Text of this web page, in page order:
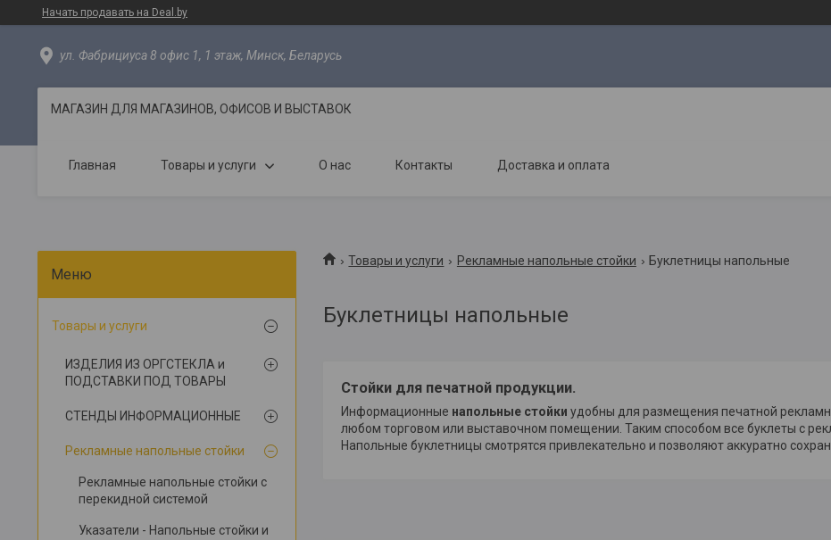
Начать продавать на Deal.by
ул. Фабрициуса 8 офис 1, 1 этаж, Минск, Беларусь
МАГАЗИН ДЛЯ МАГАЗИНОВ, ОФИСОВ И ВЫСТАВОК
Главная Товары и услуги О нас Контакты Доставка и оплата
Товары и услуги Рекламные напольные стойки Буклетницы напольные
Буклетницы напольные
Стойки для печатной продукции.
Информационные напольные стойки удобны для размещения печатной
любом торговом или выставочном помещении. Таким способом все буклеты с
Напольные буклетницы смотрятся привлекательно и позволяют аккуратно
Товары и услуги
ИЗДЕЛИЯ ИЗ ОРГСТЕКЛА и
ПОДСТАВКИ ПОД ТОВАРЫ
СТЕНДЫ ИНФОРМАЦИОННЫЕ
Рекламные напольные стойки
Рекламные напольные стойки с
перекидной системой
Указатели - Напольные стойки и